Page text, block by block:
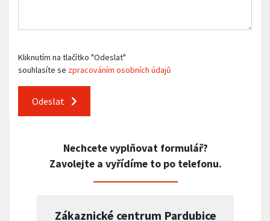
Kliknutím na tlačítko "Odeslat"
souhlasíte se zpracováním osobních údajů
Odeslat
Nechcete vyplňovat formulář?
Zavolejte a vyřídíme to po telefonu.
Zákaznické centrum Pardubice